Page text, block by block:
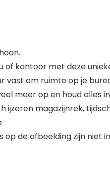
of kantoor met deze
vast om ruimte op je
meer op en houd alles
ijzeren magazijnrek,
op de afbeelding zijn niet